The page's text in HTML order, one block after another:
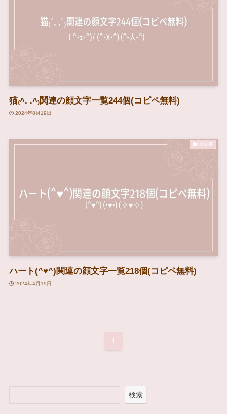
猫₍˄. .˄₎関連の顔文字一覧244個(コピペ無料)
2024年8月19日
顔文字
ハート(^♥^)関連の顔文字一覧218個(コピペ無料)
2024年4月19日
1
検索